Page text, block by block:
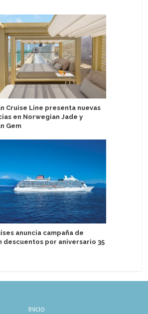
Cruise Line presenta nuevas
en Norwegian Jade y
Gem
anuncia campaña de
descuentos por aniversario 35
Inicio